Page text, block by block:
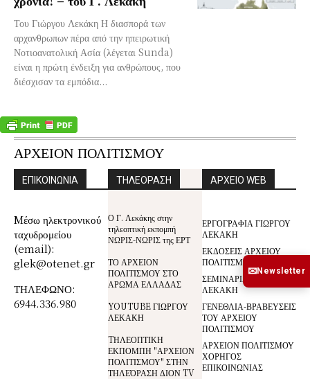
Του Γιώργου Λεκάκη Η διασπορά των
αρχανθρωπων πέρα από την ηπειρωτική
Νοτιοανατολική Ασία (λέγεται Sunda)
είναι η πρώτη ένδειξη για ανθρώπους, που
διέσχισαν τα εμπόδια...
ΑΡΧΕΙΟΝ ΠΟΛΙΤΙΣΜΟΥ
ΕΠΙΚΟΙΝΩΝΙΑ
Mέσω ηλεκτρονικού
ταχυδρομείου
(email):
glek@otenet.gr
ΤΗΛΕΦΩΝΟ:
6944.336.980
ΤΗΛΕΟΡΑΣΗ
Ο Γ. Λεκάκης στην
τηλεοπτική εκπομπή
ΝΩΡΙΣ-ΝΩΡΙΣ της ΕΡΤ
ΤΟ ΑΡΧΕΙΟΝ
ΠΟΛΙΤΙΣΜΟΥ ΣΤΟ
ΑΡΩΜΑ ΕΛΛΑΔΑΣ
YOUTUBE ΓΙΩΡΓΟΥ
ΛΕΚΑΚΗ
TΗΛΕΟΠΤΙΚΗ
ΕΚΠΟΜΠΗ "ΑΡΧΕΙΟΝ
ΠΟΛΙΤΙΣΜΟΥ" ΣΤΗΝ
ΤΗΛΕΌΡΑΣΗ ΔΙΟΝ TV
ΑΡΧΕΙΟ WEB
ΕΡΓΟΓΡΑΦΙΑ ΓΙΩΡΓΟΥ
ΛΕΚΑΚΗ
ΕΚΔΟΣΕΙΣ ΑΡΧΕΙΟΥ
ΠΟΛΙΤΙΣΜΟΥ
ΣΕΜΙΝΑΡΙΑ ΓΙΩΡΓΟΥ
ΛΕΚΑΚΗ
ΓΕΝΕΘΛΙΑ-ΒΡΑΒΕΥΣΕΙΣ
ΤΟΥ ΑΡΧΕΙΟΥ
ΠΟΛΙΤΙΣΜΟΥ
ΑΡΧΕΙΟΝ ΠΟΛΙΤΙΣΜΟΥ
ΧΟΡΗΓΟΣ
ΕΠΙΚΟΙΝΩΝΙΑΣ
✉Newsletter